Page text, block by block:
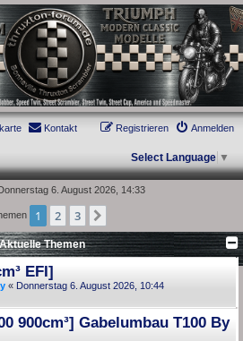
Modern Classic Modelle. Das Forum für
ab BJ 2001. Triumph Bonneville, Thruxton,
Scrambler, Street Twin, Street Cup, America
Kontakt Anmelden
Registrieren
Select Language ▼
6. August 2026, 14:33
1 2 3
Aktuelle Themen
EFI]
« Donnerstag 6. August 2026, 10:44
900cm³] Gabelumbau T100 By